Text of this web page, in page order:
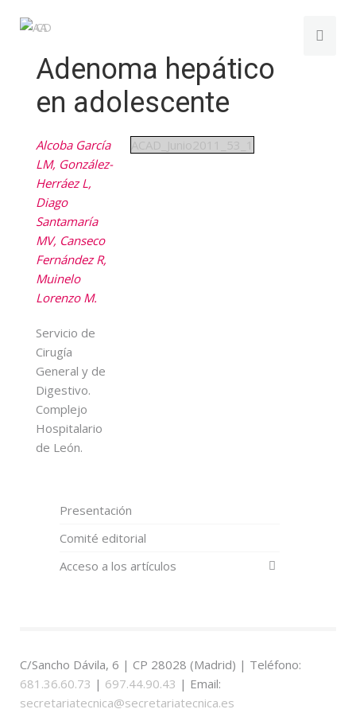
Adenoma hepático
en adolescente
Alcoba García
LM, González-
Herráez L,
Diago
Santamaría
MV, Canseco
Fernández R,
Muinelo
Lorenzo M.
Servicio de
Cirugía
General y de
Digestivo.
Complejo
Hospitalario
de León.
ACAD_Junio2011_53_1
Presentación
Comité editorial
Acceso a los artículos
C/Sancho Dávila, 6 | CP 28028 (Madrid) | Teléfono:
681.36.60.73 | 697.44.90.43 | Email:
secretariatecnica@secretariatecnica.es